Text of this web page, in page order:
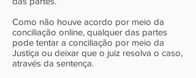
Como não houve acordo por meio da
conciliação online, qualquer das partes
pode tentar a conciliação por meio da
Justiça ou deixar que o juiz resolva o caso,
através da sentença.